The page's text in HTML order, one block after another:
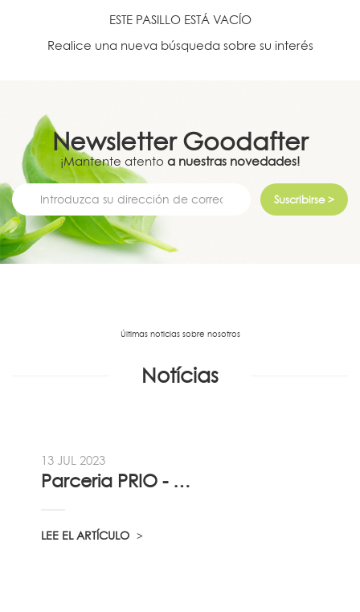
ESTE PASILLO ESTÁ VACÍO
Realice una nueva búsqueda sobre su interés
Newsletter Goodafter
¡Mantente atento a nuestras novedades!
Suscribirse >
Últimas noticias sobre nosotros
Notícias
13 JUL 2023
Parceria PRIO - Viadireta - Goodafter...
LEE EL ARTÍCULO